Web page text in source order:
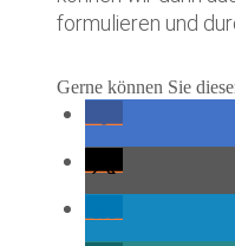
formulieren und
Gerne können Sie